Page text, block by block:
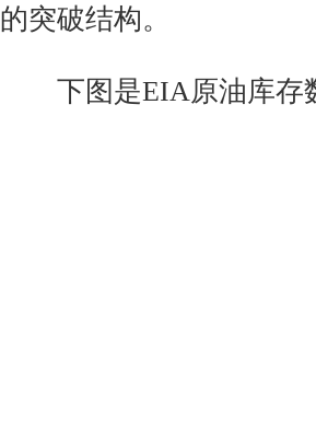
的突破结构。
下图是EIA原油库存